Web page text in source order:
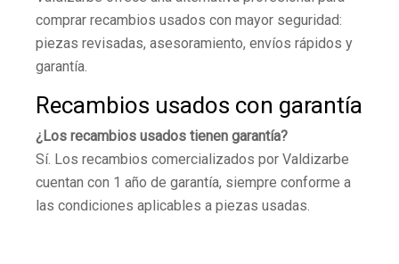
comprar recambios usados con mayor seguridad:
piezas revisadas, asesoramiento, envíos rápidos y
garantía.
Recambios usados con garantía
¿Los recambios usados tienen garantía?
Sí. Los recambios comercializados por Valdizarbe
cuentan con 1 año de garantía, siempre conforme a
las condiciones aplicables a piezas usadas.